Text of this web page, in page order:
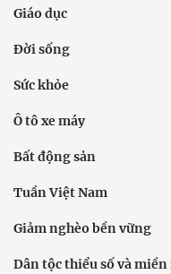
Giáo dục
Đời sống
Sức khỏe
Ô tô xe máy
Bất động sản
Tuần Việt Nam
Giảm nghèo bền vững
Dân tộc thiểu số và